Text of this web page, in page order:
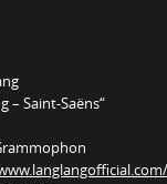
– Saint-Saëns“